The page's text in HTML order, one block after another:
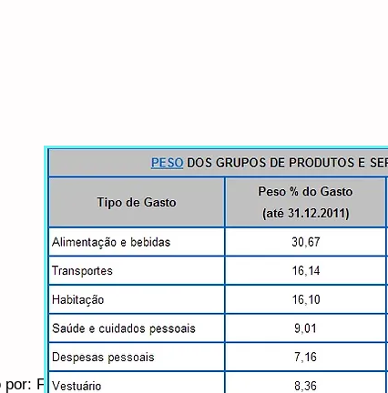
FIPE - Fundação Instituto de Pesquisas Econômicas